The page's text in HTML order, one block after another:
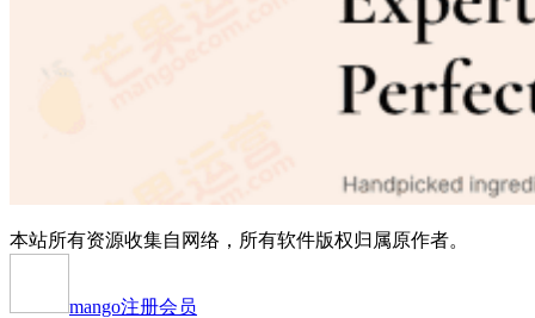
本站所有资源收集自网络，所有软件版权归属原作者。
mango注册会员